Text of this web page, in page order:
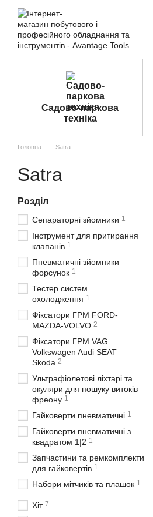
Перейти до основного контенту
Садово-паркова
техніка
Головна Satra
Satra
Розділ
Сепараторні зйомники 1
Інструмент для притирання
клапанів 1
Пневматичні зйомники
форсунок 1
Тестер систем
охолодження 1
Фіксатори ГРМ FORD-
MAZDA-VOLVO 2
Фіксатори ГРМ VAG
Volkswagen Audi SEAT
Skoda 2
Ультрафіолетові ліхтарі та
окуляри для пошуку витоків
фреону 1
Гайковерти пневматичні 1
Гайковерти пневматичні з
квадратом 1|2 1
Запчастини та ремкомплекти
для гайковертів 1
Набори мітчиків та плашок 1
Хіт 7